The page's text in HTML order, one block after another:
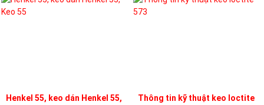
Henkel 55, keo dán Henkel 55,
Thông tin kỹ thuật keo loctite